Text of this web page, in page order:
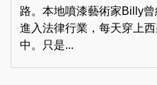
路。本地噴漆藝術家Billy曾
進入法律行業，每天穿上
中。只是...